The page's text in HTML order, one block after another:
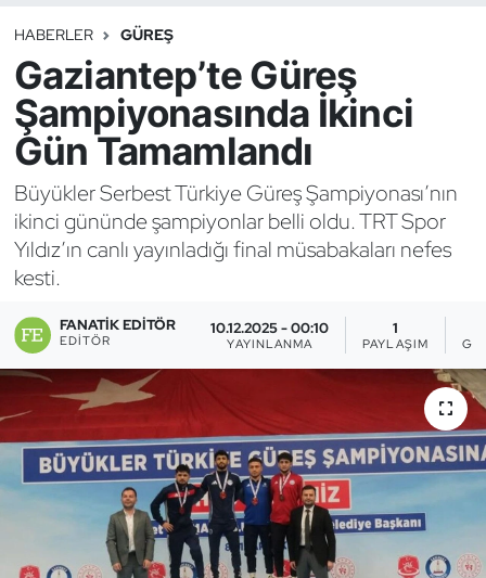
HABERLER GÜREŞ
Gaziantep’te Güreş
Şampiyonasında İkinci
Gün Tamamlandı
Büyükler Serbest Türkiye Güreş Şampiyonası’nın
ikinci gününde şampiyonlar belli oldu. TRT Spor
Yıldız’ın canlı yayınladığı final müsabakaları nefes
kesti.
FANATIK EDITÖR
EDITÖR
10.12.2025 - 00:10
YAYINLANMA
1
PAYLAŞIM
Binicilik
Bisiklet
Bocce Bowling Dart
Boks
Briç
Buz Hokeyi
Buz Pateni
Çim Hokeyi
Cimnastik
Curling